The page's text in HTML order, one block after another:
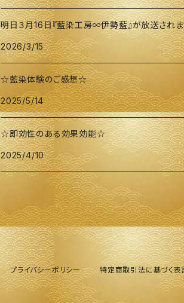
明日３月16日『藍染工房∞伊勢藍』が放送されま
2026/3/15
☆藍染体験のご感想☆
2025/5/14
☆即効性のある効果効能☆
2025/4/10
プライバシーポリシー 特定商取引法に基づく表